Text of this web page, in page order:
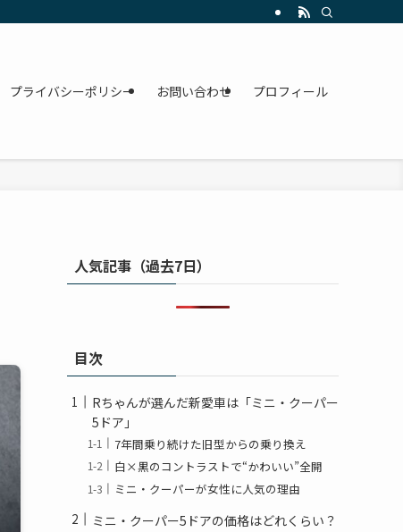
プライバシーポリシー お問い合わせ プロフィール
人気記事（過去7日）
目次
Rちゃんが選んだ新愛車は「ミニ・クーパー
5ドア」
7年間乗り続けた旧型からの乗り換え
白×黒のコントラストで“かわいい”全開
ミニ・クーパーが女性に人気の理由
ミニ・クーパー5ドアの価格はどれくらい？